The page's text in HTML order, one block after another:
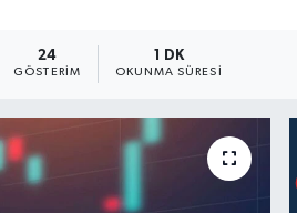
24
GÖSTERIM
1 DK
OKUNMA SÜRESI